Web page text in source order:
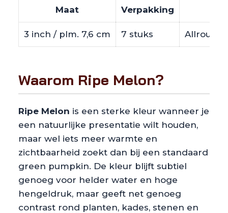
Maat Verpakking
3 inch / plm. 7,6 cm 7 stuks Allround
Waarom Ripe Melon?
Ripe Melon is een sterke kleur wanneer je
een natuurlijke presentatie wilt houden,
maar wel iets meer warmte en
zichtbaarheid zoekt dan bij een standaard
green pumpkin. De kleur blijft subtiel
genoeg voor helder water en hoge
hengeldruk, maar geeft net genoeg
contrast rond planten, kades, stenen en